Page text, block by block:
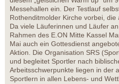
Messehallen ein. Der Testlauf
Rothenditmolder Kirche vorbei, die
Da viele Läuferinnen und Läufer
Rahmen des E.ON Mitte Kassel
Mai auch ein Gottesdienst
Aktion. Die Organisation SRS
und begleitet Sportler nach
Arbeitsschwerpunkte liegen in der
Sportlern in allen Lebens- und